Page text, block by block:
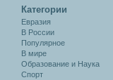
Категории
Евразия
В России
Популярное
В мире
Образование и Наука
Спорт